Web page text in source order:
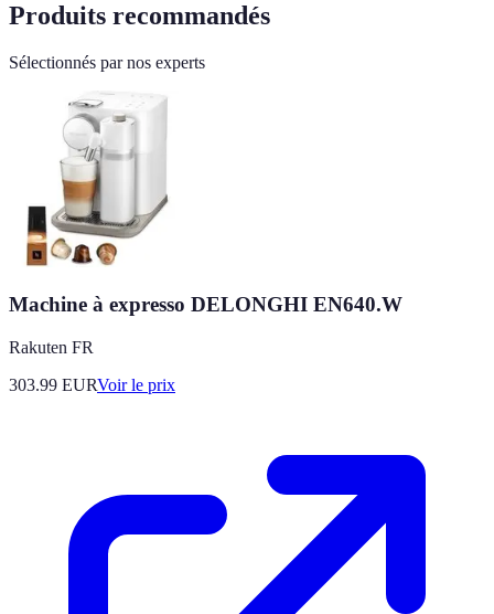
Produits recommandés
Sélectionnés par nos experts
Machine à expresso DELONGHI EN640.W
Rakuten FR
303.99 EURVoir le prix